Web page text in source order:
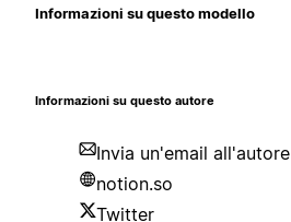
Informazioni su questo modello
Informazioni su questo autore
Invia un'email all'autore
notion.so
Twitter